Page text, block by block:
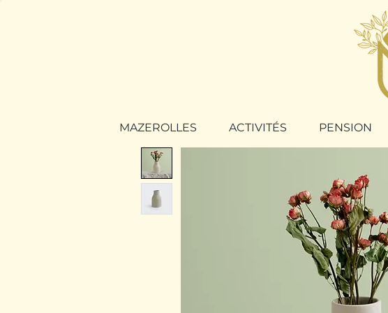
MAZEROLLES ACTIVITÉS PENSION